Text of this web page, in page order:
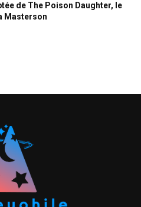
de The Poison Daughter, le
Masterson